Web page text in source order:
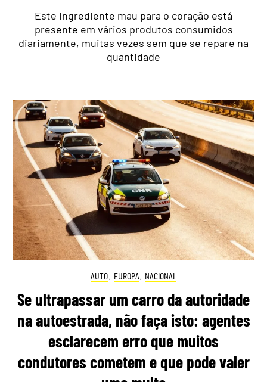
Este ingrediente mau para o coração está
presente em vários produtos consumidos
diariamente, muitas vezes sem que se repare na
quantidade
AUTO, EUROPA, NACIONAL
Se ultrapassar um carro da autoridade
na autoestrada, não faça isto: agentes
esclarecem erro que muitos
condutores cometem e que pode valer